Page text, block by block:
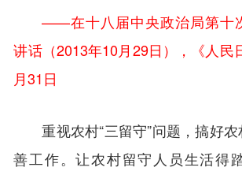
——在十八届中央政治局第十
讲话（2013年10月29日），《人民
月31日
重视农村“三留守”问题，搞好
善工作。让农村留守人员生活得